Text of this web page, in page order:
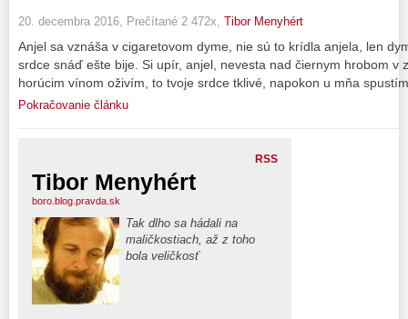
20. decembra 2016, Prečítané 2 472x, Tibor Menyhért
Anjel sa vznáša v cigaretovom dyme, nie sú to krídla anjela, len
srdce snáď ešte bije. Si upír, anjel, nevesta nad čiernym hrobom v
horúcim vínom oživím, to tvoje srdce tklivé, napokon u mňa
Pokračovanie článku
RSS
Tibor Menyhért
boro.blog.pravda.sk
Tak dlho sa hádali na
maličkostiach, až z toho
bola veličkosť